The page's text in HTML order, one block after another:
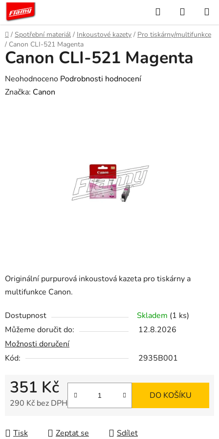
Přejít
obsah
Hledat
KOŠÍK
Domů
/ Spotřební materiál / Inkoustové kazety / Pro tiskárny/multifunkce
/ Canon CLI-521 Magenta
Originální purpurová inkoustová kazeta pro tiskárny a
multifunkce Canon.
Dostupnost Skladem (1 ks)
Můžeme doručit do:
12.8.2026
Možnosti doručení
Kód:
2935B001
351 Kč
290 Kč bez DPH
DO KOŠÍKU
Tisk Zeptat se Sdílet
Canon CLI-521 Magenta
Průměrné
hodnocení
Neohodnoceno Podrobnosti hodnocení
Značka: Canon